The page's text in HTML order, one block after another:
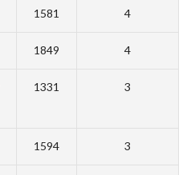
1581 4
1849 4
1331 3
1594 3